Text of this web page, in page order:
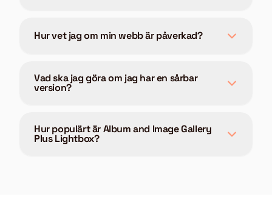
Hur vet jag om min webb är påverkad?
Vad ska jag göra om jag har en sårbar
version?
Hur populärt är Album and Image Gallery
Plus Lightbox?